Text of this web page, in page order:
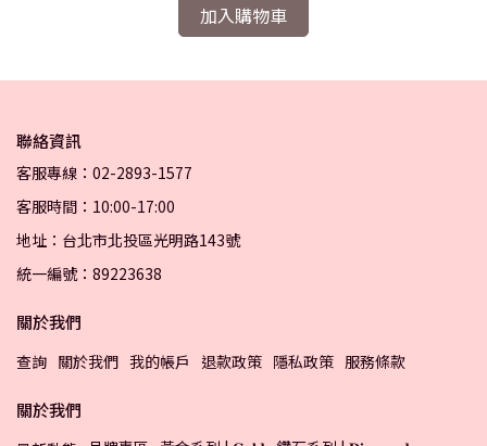
加入購物車
聯絡資訊
客服專線：02-2893-1577
客服時間：10:00-17:00
地址：台北市北投區光明路143號
統一編號：89223638
關於我們
查詢 關於我們 我的帳戶 退款政策 隱私政策 服務條款
關於我們